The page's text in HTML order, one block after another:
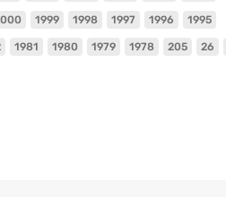
1999 1998 1997 1996 1995
1981 1980 1979 1978 205 26